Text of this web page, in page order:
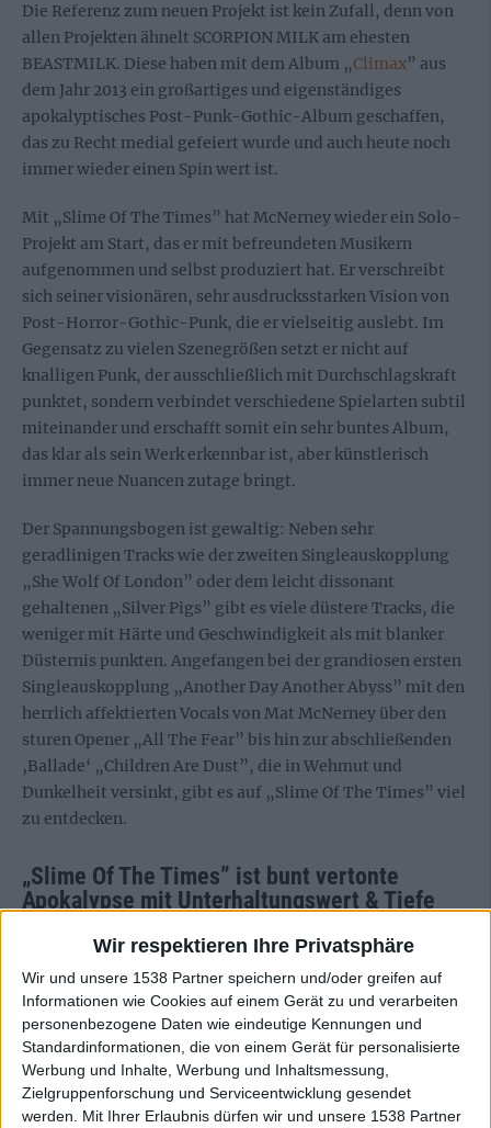
Wir respektieren Ihre Privatsphäre
Wir und unsere 1538 Partner speichern und/oder greifen auf
Informationen wie Cookies auf einem Gerät zu und verarbeiten
personenbezogene Daten wie eindeutige Kennungen und
Standardinformationen, die von einem Gerät für personalisierte
Werbung und Inhalte, Werbung und Inhaltsmessung,
Zielgruppenforschung und Serviceentwicklung gesendet
werden.
Mit Ihrer Erlaubnis dürfen wir und unsere 1538 Partner
Die Referenz zum neuen Projekt ist kein Zufall, denn von
allen Projekten ähnelt SCORPION MILK am ehesten
BEASTMILK. Diese haben mit dem Album „Climax” aus
dem Jahr 2013 ein großartiges und eigenständiges
apokalyptisches Post-Punk-Gothic-Album geschaffen,
das zu Recht medial gefeiert wurde und auch heute noch
immer wieder einen Spin wert ist.
Mit „Slime Of The Times” hat McNerney wieder ein Solo-
Projekt am Start, das er mit befreundeten Musikern
aufgenommen und selbst produziert hat. Er verschreibt
sich seiner visionären, sehr ausdrucksstarken Vision von
Post-Horror-Gothic-Punk, die er vielseitig auslebt. Im
Gegensatz zu vielen Szenegrößen setzt er nicht auf
knalligen Punk, der ausschließlich mit Durchschlagskraft
punktet, sondern verbindet verschiedene Spielarten subtil
miteinander und erschafft somit ein sehr buntes Album,
das klar als sein Werk erkennbar ist, aber künstlerisch
immer neue Nuancen zutage bringt.
Der Spannungsbogen ist gewaltig: Neben sehr
geradlinigen Tracks wie der zweiten Singleauskopplung
„She Wolf Of London” oder dem leicht dissonant
gehaltenen „Silver Pigs” gibt es viele düstere Tracks, die
weniger mit Härte und Geschwindigkeit als mit blanker
Düsternis punkten. Angefangen bei der grandiosen ersten
Singleauskopplung „Another Day Another Abyss” mit den
herrlich affektierten Vocals von Mat McNerney über den
sturen Opener „All The Fear” bis hin zur abschließenden
‚Ballade‘ „Children Are Dust”, die in Wehmut und
Dunkelheit versinkt, gibt es auf „Slime Of The Times” viel
zu entdecken.
„Slime Of The Times” ist bunt vertonte
Apokalypse mit Unterhaltungswert & Tiefe
SCORPION MILK als reinen BEASTMILK-Klon abzuwerten,
würde dem Album nicht gerecht werden, auch wenn es
klare Parallelen gibt. „Slime Of The Times” ist kein
perfektes Album: Es gibt gute und überragende Songs. Die
Grundstimmung ist generell düsterer Natur, mal etwas
wütender, dann nihilistisch und abgrundtief. So packen
einen die verschiedenen Stimmungen eher nach